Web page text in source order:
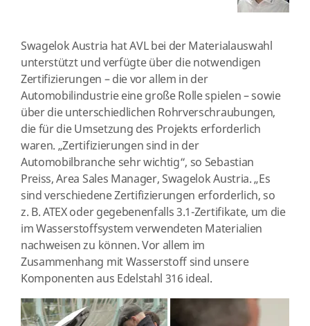
Swagelok Austria hat AVL bei der Materialauswahl
unterstützt und verfügte über die notwendigen
Zertifizierungen – die vor allem in der
Automobilindustrie eine große Rolle spielen – sowie
über die unterschiedlichen Rohrverschraubungen,
die für die Umsetzung des Projekts erforderlich
waren. „Zertifizierungen sind in der
Automobilbranche sehr wichtig“, so Sebastian
Preiss, Area Sales Manager, Swagelok Austria. „Es
sind verschiedene Zertifizierungen erforderlich, so
z. B. ATEX oder gegebenenfalls 3.1-Zertifikate, um die
im Wasserstoffsystem verwendeten Materialien
nachweisen zu können. Vor allem im
Zusammenhang mit Wasserstoff sind unsere
Komponenten aus Edelstahl 316 ideal.